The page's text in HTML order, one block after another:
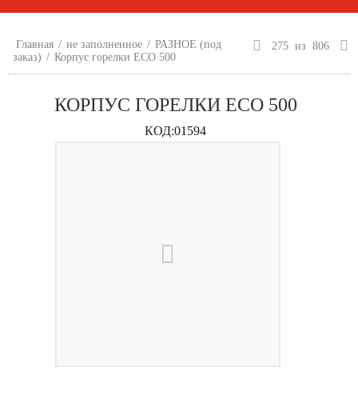
Главная / не заполненное / РАЗНОЕ (под
заказ) / Корпус горелки ECO 500
275 из 806
КОРПУС ГОРЕЛКИ ECO 500
КОД:01594